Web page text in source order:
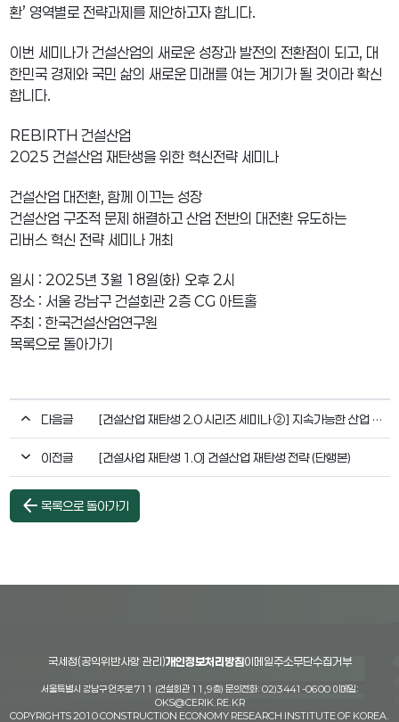
환’ 영역별로 전략과제를 제안하고자 합니다.
이번 세미나가 건설산업의 새로운 성장과 발전의 전환점이 되고, 대
한민국 경제와 국민 삶의 새로운 미래를 여는 계기가 될 것이라 확신
합니다.
REBIRTH 건설산업
2025 건설산업 재탄생을 위한 혁신전략 세미나
건설산업 대전환, 함께 이끄는 성장
건설산업 구조적 문제 해결하고 산업 전반의 대전환 유도하는
리버스 혁신 전략 세미나 개최
일시 : 2025년 3월 18일(화) 오후 2시
장소 : 서울 강남구 건설회관 2층 CG 아트홀
주최 : 한국건설산업연구원
목록으로 돌아가기
다음글 [건설산업 재탄생 2.0 시리즈 세미나 ➁] 지속가능한 산업 혁신과 AI 시대 대전환
이전글 [건설사업 재탄생 1.0] 건설산업 재탄생 전략 (단행본)
arrow_back 목록으로 돌아가기
국세청(공익위반사항 관리)개인정보처리방침이메일주소무단수집거부
서울특별시 강남구 언주로 711 (건설회관 11,9층) 문의전화: 02)3441-0600 이메일:
OKS@CERIK.RE.KR
COPYRIGHTS 2010 CONSTRUCTION ECONOMY RESEARCH INSTITUTE OF KOREA.